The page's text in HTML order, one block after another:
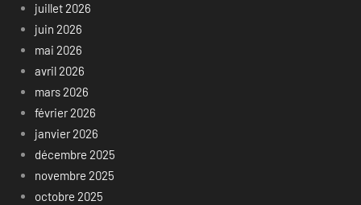
juillet 2026
juin 2026
mai 2026
avril 2026
mars 2026
février 2026
janvier 2026
décembre 2025
novembre 2025
octobre 2025